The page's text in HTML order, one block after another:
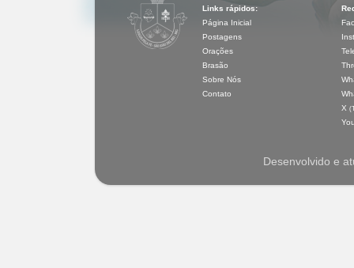
Links rápidos:
Página Inicial
Postagens
Orações
Brasão
Sobre Nós
Contato
X
Desenvolvido e